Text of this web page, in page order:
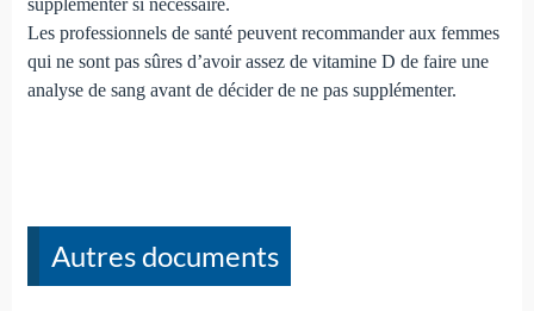
Les professionnels de santé peuvent recommander aux femmes
qui ne sont pas sûres d’avoir assez de vitamine D de faire une
analyse de sang avant de décider de ne pas supplémenter.
Autres documents